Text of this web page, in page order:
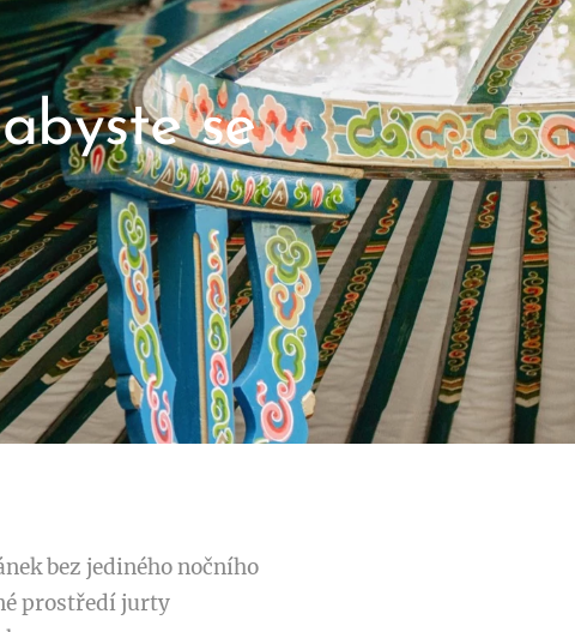
se
bez jediného nočního
prostředí jurty